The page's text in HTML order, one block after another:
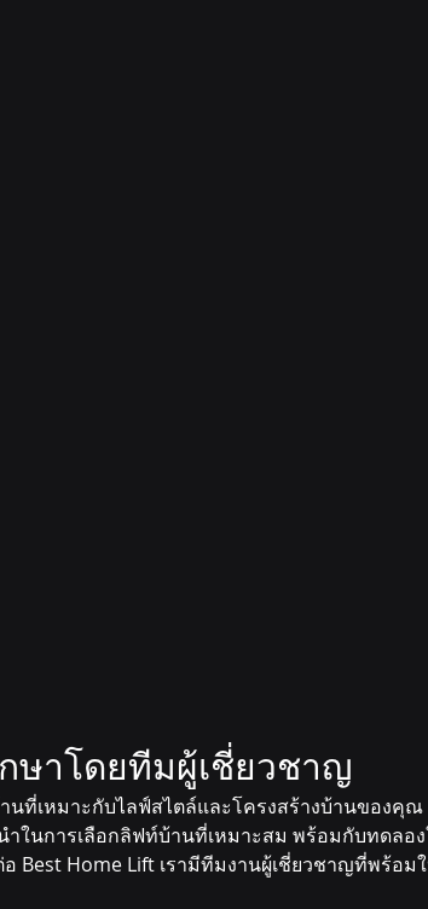
ษาโดยทีมผู้เชี่ยวชาญ
ที่เหมาะกับไลฟ์สไตล์และโครงสร้างบ้านของคุณ
ในการเลือกลิฟท์บ้านที่เหมาะสม พร้อมกับทดลอ
Best Home Lift เรามีทีมงานผู้เชี่ยวชาญที่พร้อ